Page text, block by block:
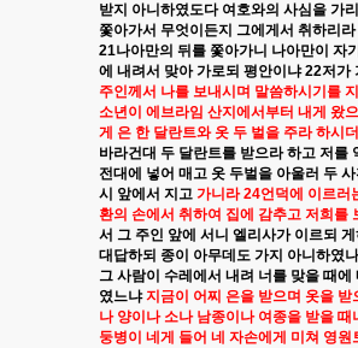
받지 아니하였도다 여호와의 사심을 가
쫓아가서 무엇이든지 그에게서 취하리라
21나아만의 뒤를 쫓아가니 나아만이 자기
에 내려서 맞아 가로되 평안이냐22저가
주인께서 나를 보내시며 말씀하시기를
소년이 에브라임 산지에서부터 내게 왔
게 은 한 달란트와 옷 두 벌을 주라 하시
바라건대 두 달란트를 받으라 하고 저를
전대에 넣어 매고 옷 두벌을 아울러 두 사
시 앞에서 지고 가니라24언덕에 이르러
환의 손에서 취하여 집에 감추고 저희를
서 그 주인 앞에 서니 엘리사가 이르되
대답하되 종이 아무데도 가지 아니하였
그 사람이 수레에서 내려 너를 맞을 때에
였느냐 지금이 어찌 은을 받으며 옷을 받
나 양이나 소나 남종이나 여종을 받을 때
둥병이 네게 들어 네 자손에게 미쳐 영원